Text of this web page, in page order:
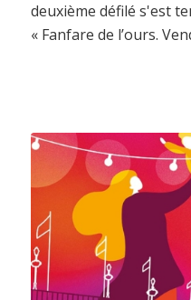
deuxième défilé s'est
« Fanfare de l’ours.